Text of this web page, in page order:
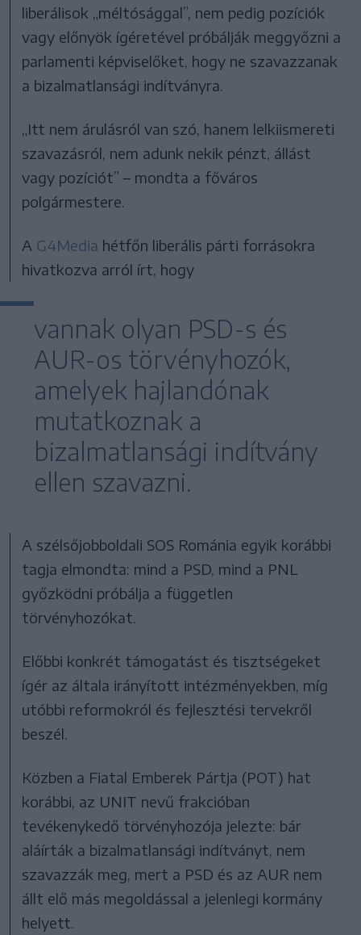
liberálisok „méltósággal”, nem pedig pozíciók
vagy előnyök ígéretével próbálják meggyőzni a
parlamenti képviselőket, hogy ne szavazzanak
a bizalmatlansági indítványra.
„Itt nem árulásról van szó, hanem lelkiismereti
szavazásról, nem adunk nekik pénzt, állást
vagy pozíciót” – mondta a főváros
polgármestere.
A G4Media hétfőn liberális párti forrásokra
hivatkozva arról írt, hogy
vannak olyan PSD-s és
AUR-os törvényhozók,
amelyek hajlandónak
mutatkoznak a
bizalmatlansági indítvány
ellen szavazni.
A szélsőjobboldali SOS Románia egyik korábbi
tagja elmondta: mind a PSD, mind a PNL
győzködni próbálja a független
törvényhozókat.
Előbbi konkrét támogatást és tisztségeket
ígér az általa irányított intézményekben, míg
utóbbi reformokról és fejlesztési tervekről
beszél.
Közben a Fiatal Emberek Pártja (POT) hat
korábbi, az UNIT nevű frakcióban
tevékenykedő törvényhozója jelezte: bár
aláírták a bizalmatlansági indítványt, nem
szavazzák meg, mert a PSD és az AUR nem
állt elő más megoldással a jelenlegi kormány
helyett.